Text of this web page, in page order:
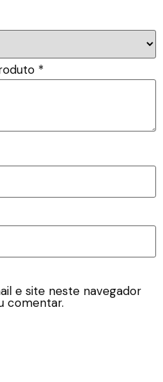
*
e site neste navegador
comentar.